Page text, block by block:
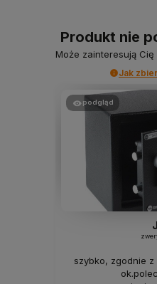
Produkt nie
Może zainteresują
Jak
podgląd
szybko, zgodnie